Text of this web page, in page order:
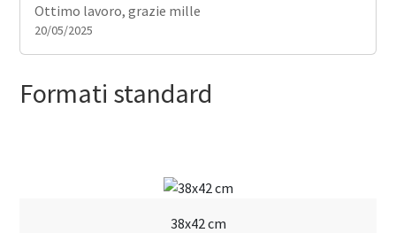
Ottimo lavoro, grazie mille
20/05/2025
Formati standard
38x42 cm